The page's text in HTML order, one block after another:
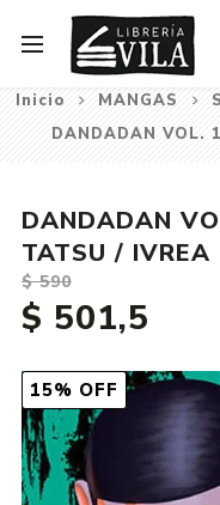
Inicio MANGAS
DANDADAN VOL.
15% OFF
DANDADAN
TATSU / IVREA
$ 590
$ 501,5